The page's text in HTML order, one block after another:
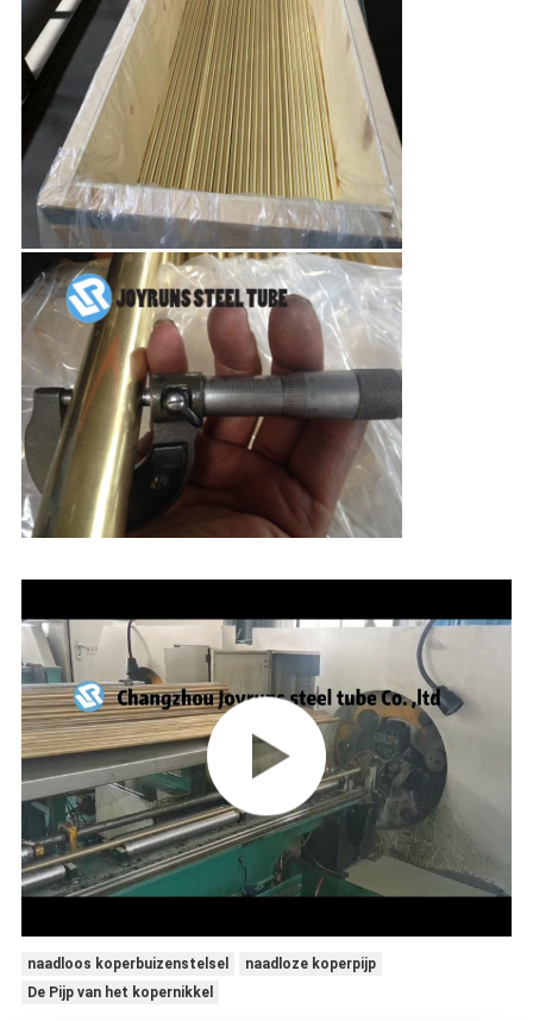
naadloos koperbuizenstelsel
naadloze koperpijp
De Pijp van het kopernikkel